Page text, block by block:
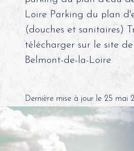
Loire Parking du plan
(douches et sanitaires)
télécharger sur le site
Belmont-de-la-Loire
Dernière mise à jour le 25 mai